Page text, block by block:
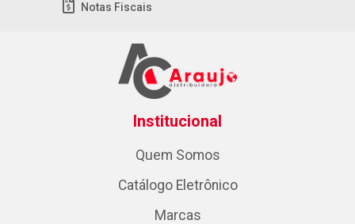
Notas Fiscais
Institucional
Quem Somos
Catálogo Eletrônico
Marcas